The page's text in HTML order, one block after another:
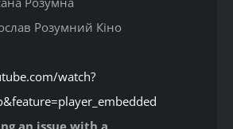
Розумний Кіно
watch?